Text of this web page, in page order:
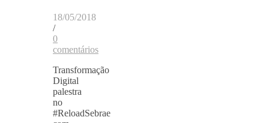
18/05/2018
/
0
comentários
Transformação
Digital
palestra
no
#ReloadSebrae